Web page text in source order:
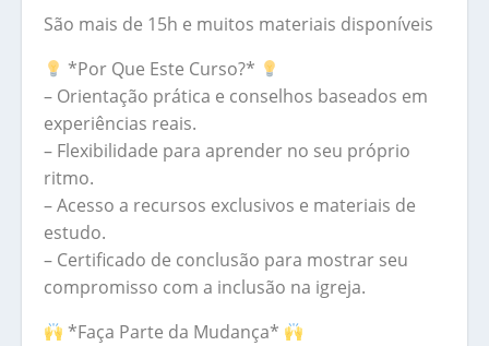
São mais de 15h e muitos materiais disponíveis
*Por Que Este Curso?*
– Orientação prática e conselhos baseados em
experiências reais.
– Flexibilidade para aprender no seu próprio
ritmo.
– Acesso a recursos exclusivos e materiais de
estudo.
– Certificado de conclusão para mostrar seu
compromisso com a inclusão na igreja.
*Faça Parte da Mudança*